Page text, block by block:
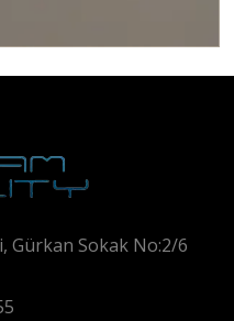
Gürkan Sokak No:2/6